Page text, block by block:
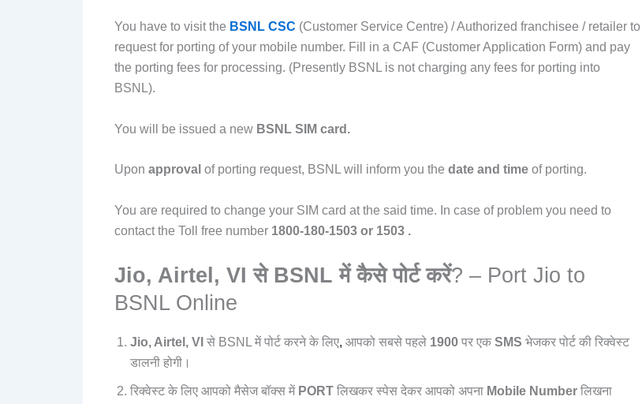
You have to visit the BSNL CSC (Customer Service Centre) / Authorized franchisee / retailer to
request for porting of your mobile number. Fill in a CAF (Customer Application Form) and pay
the porting fees for processing. (Presently BSNL is not charging any fees for porting into
BSNL).
You will be issued a new BSNL SIM card.
Upon approval of porting request, BSNL will inform you the date and timeof porting.
You are required to change your SIM card at the said time. In case of problem you need to
contact the Toll free number 1800-180-1503 or 1503 .
Jio, Airtel, VI से BSNL में कैसे पोर्ट करें? – Port Jio to
BSNL Online
Jio, Airtel, VI से BSNL में पोर्ट करने के लिए, आपको सबसे पहले 1900 पर एक SMS भेजकर पोर्ट की रिक्वेस्ट
डालनी होगी।
रिक्वेस्ट के लिए आपको मैसेज बॉक्स में PORT लिखकर स्पेस देकर आपको अपना Mobile Number लिखना